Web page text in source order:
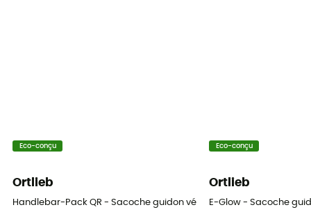
Eco-conçu
Ortlieb
Handlebar-Pack QR - Sacoche guidon vélo
Eco-conçu
Ortlieb
E-Glow - Sacoche